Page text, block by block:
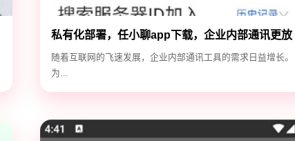
私有化部署，任小聊app下载，企业内部通讯更放
心
随着互联网的飞速发展，企业内部通讯工具的需求日益增长。
为...